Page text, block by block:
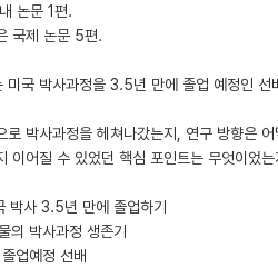
논문 1편.
국제 논문 5편.
미국 박사과정을 3.5년 만에 졸업 예정인
로 박사과정을 헤쳐나갔는지, 연구 방향은
이어질 수 있었던 핵심 포인트는 무엇이었
박사 3.5년 만에 졸업하기
의 박사과정 생존기
업예정 선배